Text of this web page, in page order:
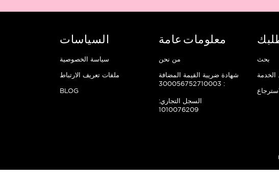
بحث
معلومات عامة
من نحن
شهادة ضريبة القيمة المضافة
: 300056752710003
السجل التجاري:
1010076209
السياسات
سياسة الخصوصية
ملفات تعريف الارتباط
BLOG